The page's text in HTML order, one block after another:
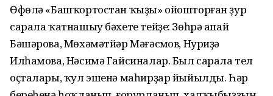
Өфөлә «Башҡортостан ҡыҙы» ойошторған ҙур
сарала ҡатнашыу бәхете тейҙе: Зөһрә апай
Бәшәрова, Мөхәмәтйәр Мәғәсүмов, Нуриҙә
Илһамова, Нәсимә Гайсиналар. Был сарала тел
оҫталары, ҡул эшенә маһирҙар йыйылды. Һәр